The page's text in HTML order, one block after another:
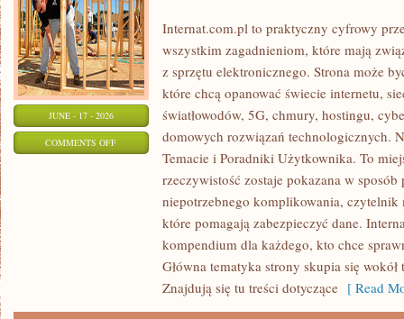
JUNE - 17 - 2026
COMMENTS OFFON
REGULACJE
Internat.com.pl to praktyczny cyfrowy
wszystkim zagadnieniom, które mają
z sprzętu elektronicznego. Strona może
które chcą opanować świecie internetu,
światłowodów, 5G, chmury, hostingu,
domowych rozwiązań technologicznych.
Temacie i Poradniki Użytkownika. To
rzeczywistość zostaje pokazana w sposób
niepotrzebnego komplikowania,
które pomagają zabezpieczyć dane.
kompendium dla każdego, kto chce
Główna tematyka strony skupia się
Znajdują się tu treści dotyczące [ Read